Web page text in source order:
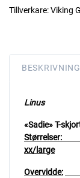
Tillverkare:Viking
BESKRIVNING
Linus
«Sadie»
Størrelser: x/
xx/large
Overvidde: